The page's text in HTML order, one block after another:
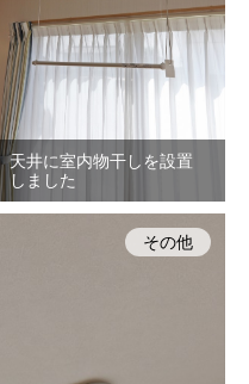
天井に室内物干しを設置
しました
その他